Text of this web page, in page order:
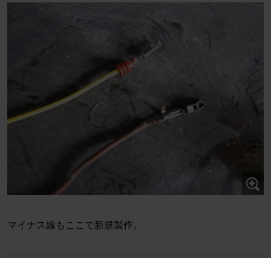
マイナス線もここで新規製作。